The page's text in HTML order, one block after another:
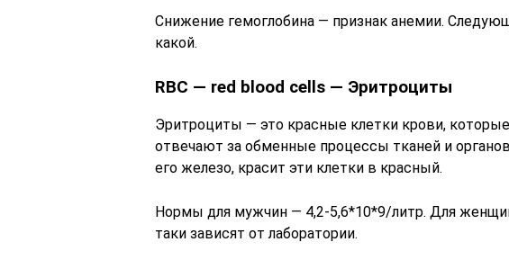
Снижение гемоглобина — признак анемии.
какой.
RBC — red blood cells — Эритроциты
Эритроциты — это красные клетки крови,
отвечают за обменные процессы тканей и
его железо, красит эти клетки в красный.
Нормы для мужчин — 4,2-5,6*10*9/литр. Для
таки зависят от лаборатории.